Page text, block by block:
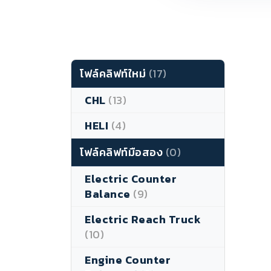
โฟล์คลิฟท์ใหม่ (17)
CHL (13)
HELI (4)
โฟล์คลิฟท์มือสอง (0)
Electric Counter
Balance (9)
Electric Reach Truck
(10)
Engine Counter